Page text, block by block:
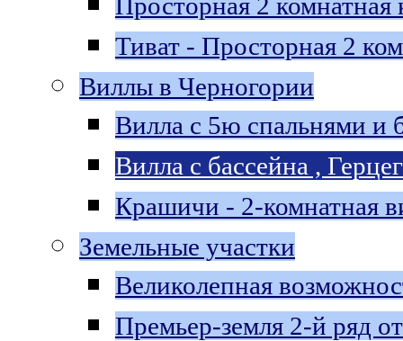
Тиват - Просторная 2
Виллы в Черногории
Bилла с 5ю спальнями и
Вилла c бассейна ,
Крашичи - 2-комнатная
Земельные участки
Великолепная
Премьер-земля 2-й ряд